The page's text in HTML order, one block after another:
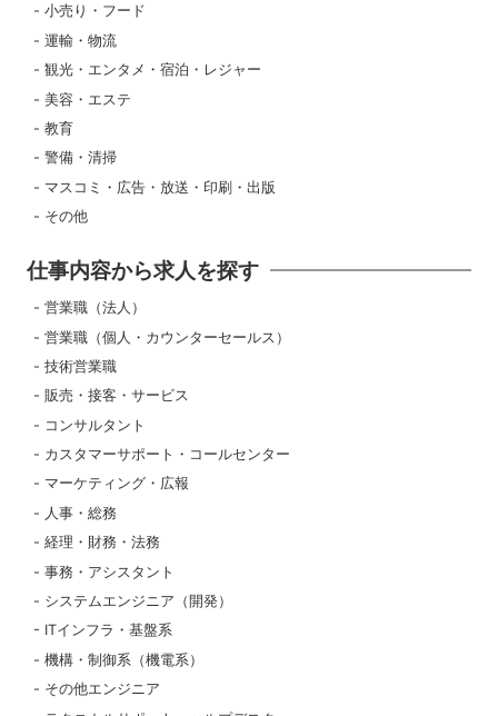
小売り・フード
運輸・物流
観光・エンタメ・宿泊・レジャー
美容・エステ
教育
警備・清掃
マスコミ・広告・放送・印刷・出版
その他
仕事内容から求人を探す
営業職（法人）
営業職（個人・カウンターセールス）
技術営業職
販売・接客・サービス
コンサルタント
カスタマーサポート・コールセンター
マーケティング・広報
人事・総務
経理・財務・法務
事務・アシスタント
システムエンジニア（開発）
ITインフラ・基盤系
機構・制御系（機電系）
その他エンジニア